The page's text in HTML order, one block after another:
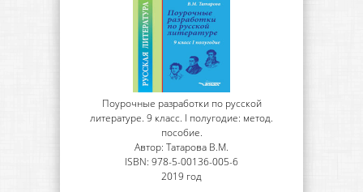
Поурочные разработки по русской
литературе. 9 класс. I полугодие: метод.
пособие.
Автор: Татарова В.М.
ISBN: 978-5-00136-005-6
2019 год